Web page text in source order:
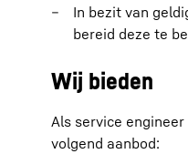
In bezit van
bereid deze te
Wij bieden
Als service
volgend aanbod: